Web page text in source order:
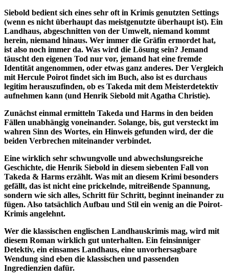
Siebold bedient sich eines sehr oft in Krimis genutzten Settings
(wenn es nicht überhaupt das meistgenutzte überhaupt ist). Ein
Landhaus, abgeschnitten von der Umwelt, niemand kommt
herein, niemand hinaus. Wer immer die Gräfin ermordet hat,
ist also noch immer da. Was wird die Lösung sein? Jemand
täuscht den eigenen Tod nur vor, jemand hat eine fremde
Identität angenommen, oder etwas ganz anderes. Der Vergleich
mit Hercule Poirot findet sich im Buch, also ist es durchaus
legitim herauszufinden, ob es Takeda mit dem Meisterdetektiv
aufnehmen kann (und Henrik Siebold mit Agatha Christie).
Zunächst einmal ermitteln Takeda und Harms in den beiden
Fällen unabhängig voneinander. Solange, bis, gut versteckt im
wahren Sinn des Wortes, ein Hinweis gefunden wird, der die
beiden Verbrechen miteinander verbindet.
Eine wirklich sehr schwungvolle und abwechslungsreiche
Geschichte, die Henrik Siebold in diesem siebenten Fall von
Takeda & Harms erzählt. Was mit an diesem Krimi besonders
gefällt, das ist nicht eine prickelnde, mitreißende Spannung,
sondern wie sich alles, Schritt für Schritt, beginnt ineinander zu
fügen. Also tatsächlich Aufbau und Stil ein wenig an die Poirot-
Krimis angelehnt.
Wer die klassischen englischen Landhauskrimis mag, wird mit
diesem Roman wirklich gut unterhalten. Ein feinsinniger
Detektiv, ein einsames Landhaus, eine unvorhersagbare
Wendung sind eben die klassischen und passenden
Ingredienzien dafür.